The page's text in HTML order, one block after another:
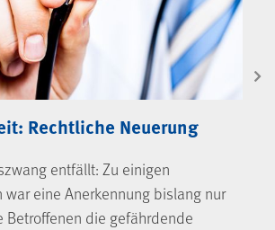
Rechtliche Neuerung
entfällt: Zu einigen
war eine Anerkennung bislang nur
Betroffenen die gefährdende